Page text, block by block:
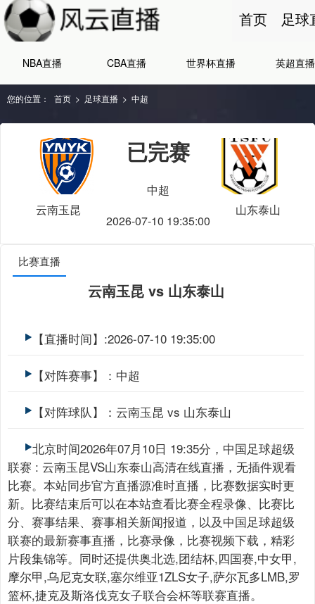
首页 足球
NBA直播 CBA直播 世界杯直播 英超直播
您的位置： 首页 > 足球直播 > 中超
云南玉昆
已完赛
中超
2026-07-10 19:35:00
山东泰山
比赛直播
云南玉昆 vs 山东泰山
【直播时间】:2026-07-10 19:35:00
【对阵赛事】：中超
【对阵球队】：云南玉昆 vs 山东泰山
北京时间2026年07月10日 19:35分，中国足球超级
联赛 : 云南玉昆VS山东泰山高清在线直播，无插件观看
比赛。本站同步官方直播源准时直播，比赛数据实时更
新。比赛结束后可以在本站查看比赛全程录像、比赛比
分、赛事结果、赛事相关新闻报道，以及中国足球超级
联赛的最新赛事直播，比赛录像，比赛视频下载，精彩
片段集锦等。同时还提供奥北选,团结杯,四国赛,中女甲,
摩尔甲,乌尼克女联,塞尔维亚1ZLS女子,萨尔瓦多LMB,罗
篮杯,捷克及斯洛伐克女子联合会杯等联赛直播。